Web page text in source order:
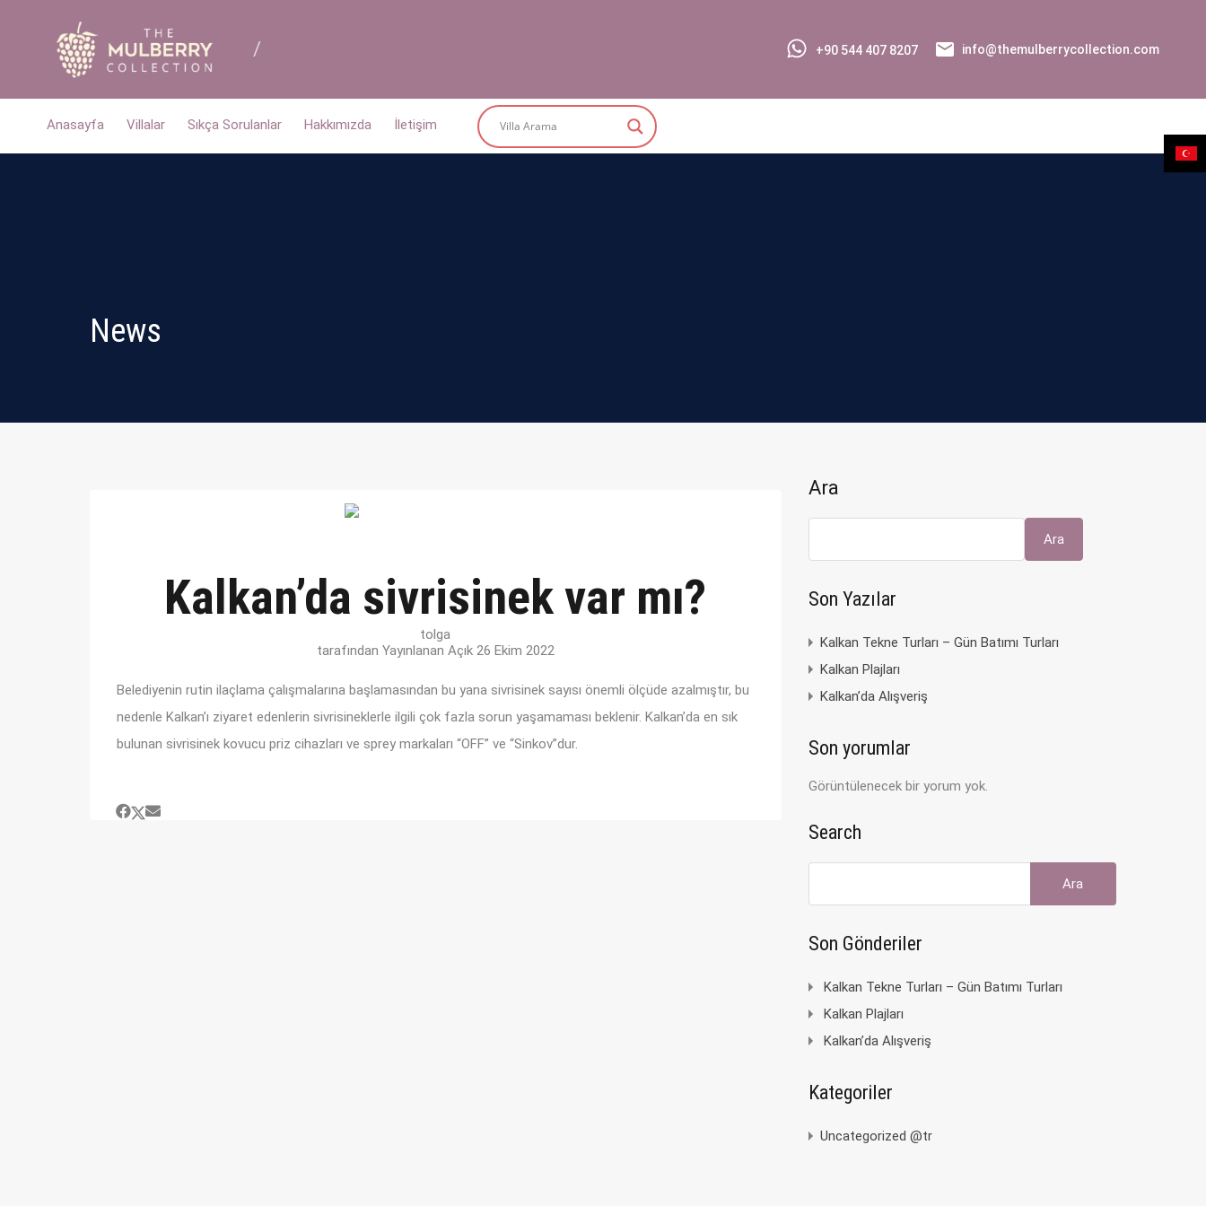
+90 544 407 8207 info@themulberrycollection.com
Anasayfa Villalar Sıkça Sorulanlar Hakkımızda İletişim
News
Kalkan’da sivrisinek var mı?
tolga
tarafından Yayınlanan Açık 26 Ekim 2022
Belediyenin rutin ilaçlama çalışmalarına başlamasından bu yana sivrisinek sayısı önemli ölçüde azalmıştır, bu
nedenle Kalkan’ı ziyaret edenlerin sivrisineklerle ilgili çok fazla sorun yaşamaması beklenir. Kalkan’da en sık
bulunan sivrisinek kovucu priz cihazları ve sprey markaları “OFF” ve “Sinkov”dur.
Ara
Ara
Son Yazılar
Kalkan Tekne Turları – Gün Batımı Turları
Kalkan Plajları
Kalkan’da Alışveriş
Son yorumlar
Görüntülenecek bir yorum yok.
Search
Son Gönderiler
Kalkan Tekne Turları – Gün Batımı Turları
Kalkan Plajları
Kalkan’da Alışveriş
Kategoriler
Uncategorized @tr